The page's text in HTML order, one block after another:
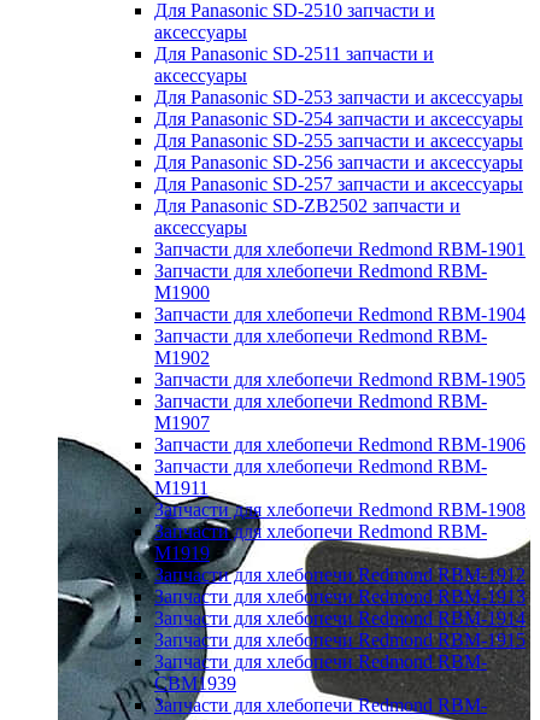
Для Panasonic SD-2510 запчасти и
аксессуары
Для Panasonic SD-2511 запчасти и
аксессуары
Для Panasonic SD-253 запчасти и аксессуары
Для Panasonic SD-254 запчасти и аксессуары
Для Panasonic SD-255 запчасти и аксессуары
Для Panasonic SD-256 запчасти и аксессуары
Для Panasonic SD-257 запчасти и аксессуары
Для Panasonic SD-ZB2502 запчасти и
аксессуары
Запчасти для хлебопечи Redmond RBM-1901
Запчасти для хлебопечи Redmond RBM-
M1900
Запчасти для хлебопечи Redmond RBM-1904
Запчасти для хлебопечи Redmond RBM-
M1902
Запчасти для хлебопечи Redmond RBM-1905
Запчасти для хлебопечи Redmond RBM-
M1907
Запчасти для хлебопечи Redmond RBM-1906
Запчасти для хлебопечи Redmond RBM-
M1911
Запчасти для хлебопечи Redmond RBM-1908
Запчасти для хлебопечи Redmond RBM-
M1919
Запчасти для хлебопечи Redmond RBM-1912
Запчасти для хлебопечи Redmond RBM-1913
Запчасти для хлебопечи Redmond RBM-1914
Запчасти для хлебопечи Redmond RBM-1915
Запчасти для хлебопечи Redmond RBM-
CBM1939
Запчасти для хлебопечи Redmond RBM-